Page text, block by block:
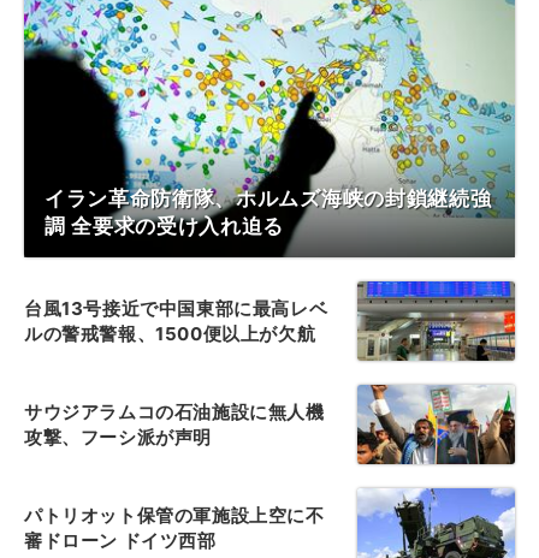
イラン革命防衛隊、ホルムズ海峡の封鎖継続強
調 全要求の受け入れ迫る
台風13号接近で中国東部に最高レベ
ルの警戒警報、1500便以上が欠航
サウジアラムコの石油施設に無人機
攻撃、フーシ派が声明
パトリオット保管の軍施設上空に不
審ドローン ドイツ西部